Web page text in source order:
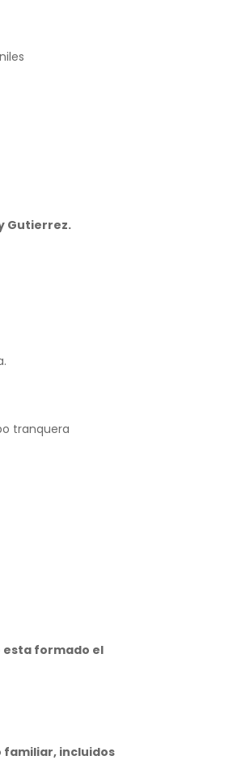
Gutierrez.
tranquera
esta formado el
familiar, incluidos